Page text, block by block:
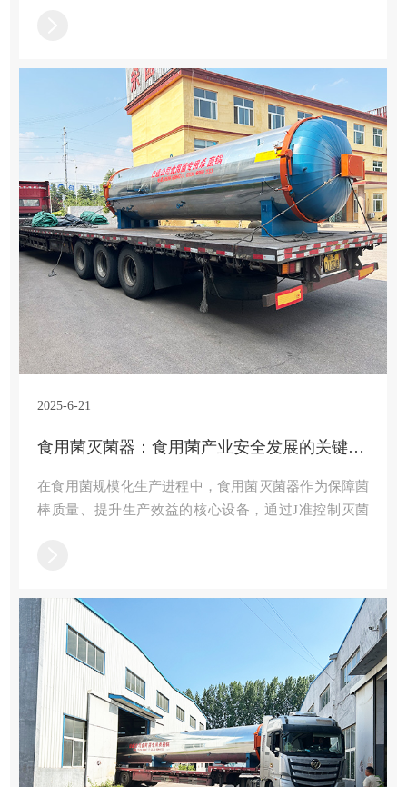
2025-6-21
食用菌灭菌器：食用菌产业安全发展的关键装备
在食用菌规模化生产进程中，食用菌灭菌器作为保障菌
棒质量、提升生产效益的核心设备，通过J准控制灭菌